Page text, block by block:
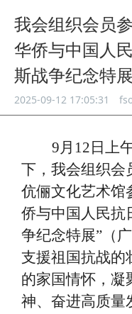
我会组织会员
华侨与中国人
斯战争纪念特
2025-09-12 17:05:31
9月12日上
下，我会组织会
伉俪文化艺术
侨与中国人民抗
争纪念特展”（
支援祖国抗战的
的家国情怀，凝
神、奋进高质量